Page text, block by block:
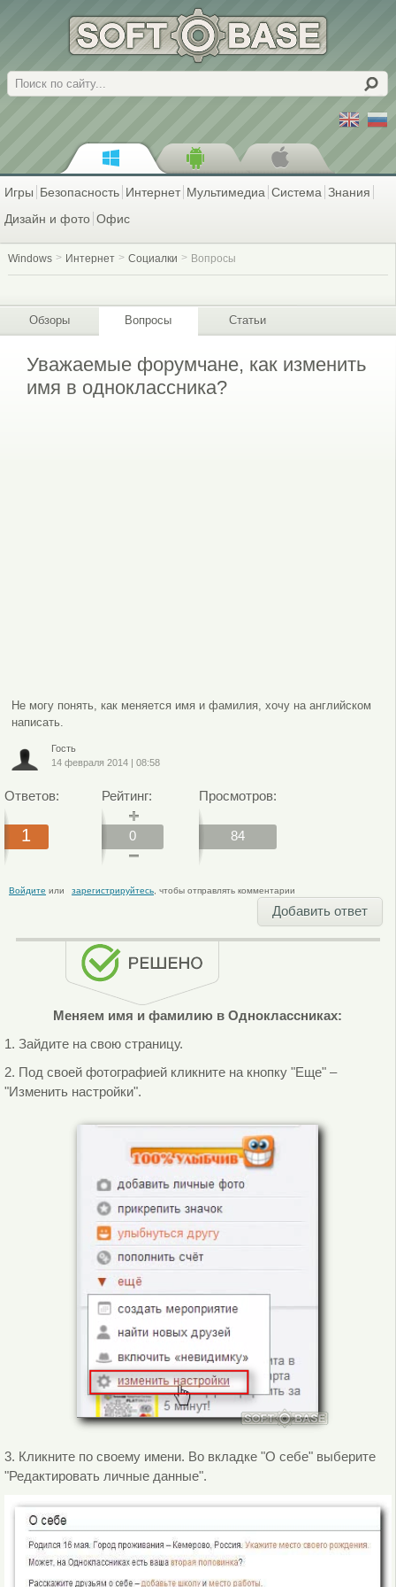
Поиск
Игры Безопасность Интернет Мультимедиа Система Знания
Дизайн и фото Офис
Windows Интернет Социалки Вопросы
Обзоры Вопросы Статьи
Уважаемые форумчане, как изменить
имя в одноклассника?
Не могу понять, как меняется имя и фамилия, хочу на английском
написать.
Гость
14 февраля 2014| 08:58
Ответов:
1
Рейтинг:
0
Просмотров:
84
Войдите или зарегистрируйтесь, чтобы отправлять комментарии
Добавить ответ
Меняем имя и фамилию в Одноклассниках:
1. Зайдите на свою страницу.
2. Под своей фотографией кликните на кнопку "Еще" –
"Изменить настройки".
3. Кликните по своему имени. Во вкладке "О себе" выберите
"Редактировать личные данные".